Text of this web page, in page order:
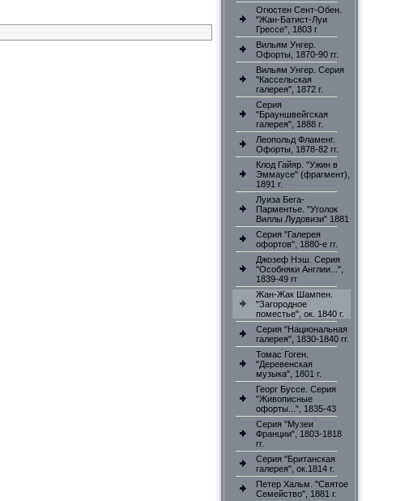
Огюстен Сент-Обен.
"Жан-Батист-Луи
Грессе", 1803 г
Вильям Унгер.
Офорты, 1870-90 гг.
Вильям Унгер. Серия
"Кассельская
галерея", 1872 г.
Серия
"Брауншвейгская
галерея", 1888 г.
Леопольд Фламенг.
Офорты, 1878-82 гг.
Клод Гайяр. "Ужин в
Эммаусе" (фрагмент),
1891 г.
Луиза Бега-
Парментье. "Уголок
Виллы Лудовизи" 1881
Серия "Галерея
офортов", 1880-е гг.
Джозеф Нэш. Серия
"Особняки Англии...",
1839-49 гг
Жан-Жак Шампен.
"Загородное
поместье", ок. 1840 г.
Серия "Национальная
галерея", 1830-1840 гг.
Томас Гоген.
"Деревенская
музыка", 1801 г.
Георг Буссе. Серия
"Живописные
офорты...", 1835-43
Серия "Музеи
Франции", 1803-1818
гг.
Серия "Британская
галерея", ок.1814 г.
Петер Хальм. "Святое
Семейство", 1881 г.